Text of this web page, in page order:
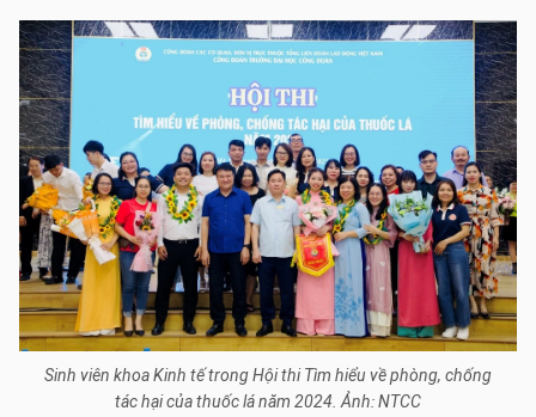
Sinh viên khoa Kinh tế trong Hội thi Tìm hiểu về phòng, chống
tác hại của thuốc lá năm 2024. Ảnh: NTCC